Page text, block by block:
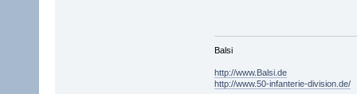
Balsi
http://www.Balsi.de
http://www.50-infanterie-division.de/